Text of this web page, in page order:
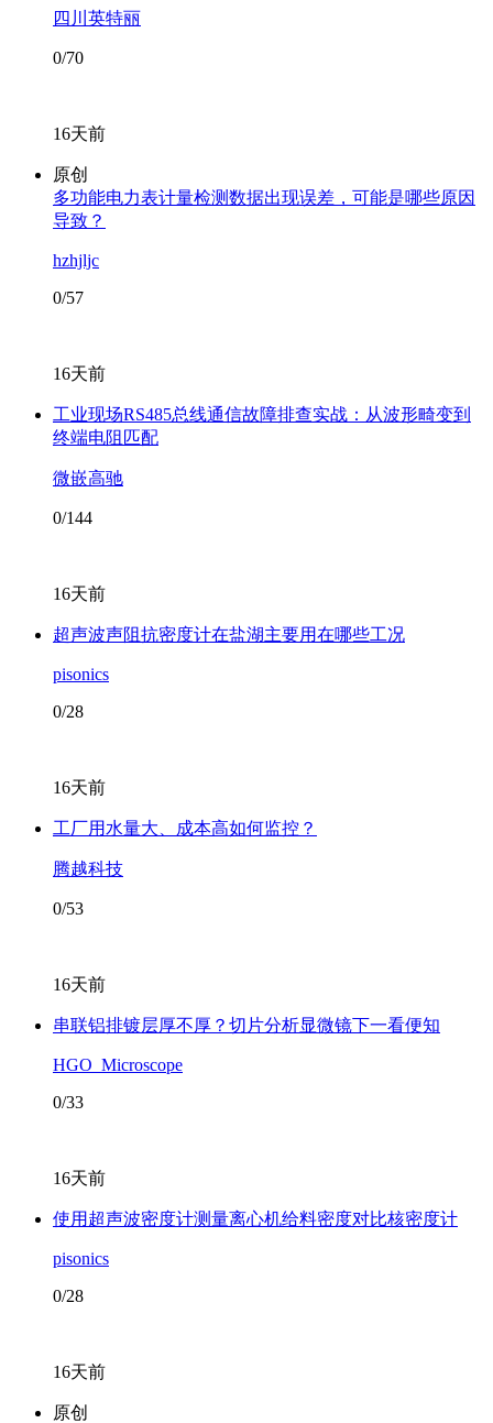
四川英特丽
0/70
16天前
原创
多功能电力表计量检测数据出现误差，可能是哪些原因
导致？
hzhjljc
0/57
16天前
工业现场RS485总线通信故障排查实战：从波形畸变到
终端电阻匹配
微嵌高驰
0/144
16天前
超声波声阻抗密度计在盐湖主要用在哪些工况
pisonics
0/28
16天前
工厂用水量大、成本高如何监控？
腾越科技
0/53
16天前
串联铝排镀层厚不厚？切片分析显微镜下一看便知
HGO_Microscope
0/33
16天前
使用超声波密度计测量离心机给料密度对比核密度计
pisonics
0/28
16天前
原创